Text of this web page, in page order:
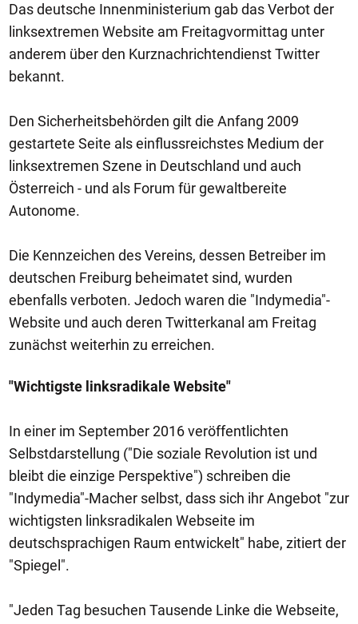
Das deutsche Innenministerium gab das Verbot der
linksextremen Website am Freitagvormittag unter
anderem über den Kurznachrichtendienst Twitter
bekannt.
Den Sicherheitsbehörden gilt die Anfang 2009
gestartete Seite als einflussreichstes Medium der
linksextremen Szene in Deutschland und auch
Österreich - und als Forum für gewaltbereite
Autonome.
Die Kennzeichen des Vereins, dessen Betreiber im
deutschen Freiburg beheimatet sind, wurden
ebenfalls verboten. Jedoch waren die "Indymedia"-
Website und auch deren Twitterkanal am Freitag
zunächst weiterhin zu erreichen.
"Wichtigste linksradikale Website"
In einer im September 2016 veröffentlichten
Selbstdarstellung ("Die soziale Revolution ist und
bleibt die einzige Perspektive") schreiben die
"Indymedia"-Macher selbst, dass sich ihr Angebot "zur
wichtigsten linksradikalen Webseite im
deutschsprachigen Raum entwickelt" habe, zitiert der
"Spiegel".
"Jeden Tag besuchen Tausende Linke die Webseite,